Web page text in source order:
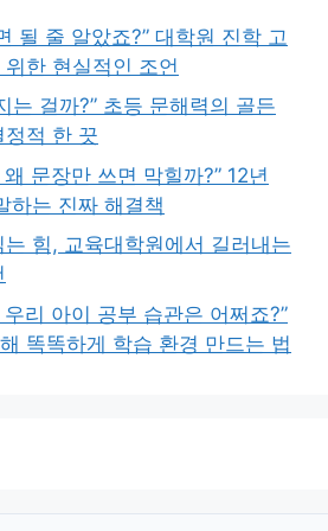
될 줄 알았죠?” 대학원 진학 고
한 현실적인 조언
는 걸까?” 초등 문해력의 골든
적 한 끗
문장만 쓰면 막힐까?” 12년
하는 진짜 해결책
힘, 교육대학원에서 길러내는
리 아이 공부 습관은 어쩌죠?”
똑똑하게 학습 환경 만드는 법